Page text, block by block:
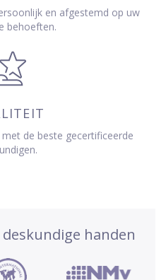
en afgestemd op uw
behoeften.
de beste gecertificeerde
handen